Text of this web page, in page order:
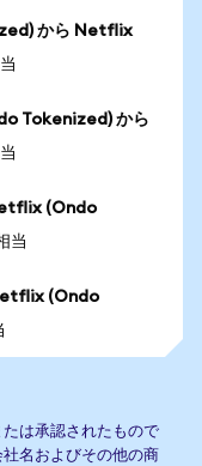
から Netflix
Tokenized) から
(Ondo
当
(Ondo
は承認されたもので
名およびその他の商